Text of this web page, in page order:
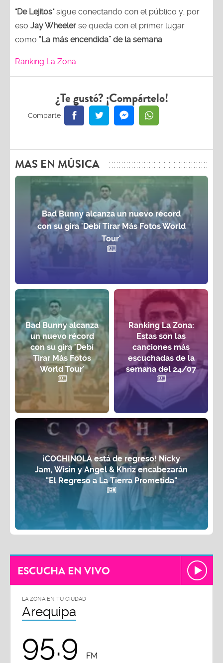
"De Lejitos"sigue conectando con el público y, por
eso Jay Wheeler se queda con el primer lugar
como “La más encendida” de la semana.
Ranking La Zona
¿Te gustó? ¡Compártelo!
MAS EN MÚSICA
Bad Bunny alcanza un nuevo récord
con su gira 'Debí Tirar Más Fotos World
Tour'
Bad Bunny alcanza
un nuevo récord
con su gira 'Debí
Tirar Más Fotos
World Tour'
Ranking La Zona:
Estas son las
canciones más
escuchadas de la
semana del 24/07
¡COCHINOLA está de regreso! Nicky
Jam, Wisin y Angel & Khriz encabezarán
"El Regreso a La Tierra Prometida"
ESCUCHA EN VIVO
LA ZONA EN TU CIUDAD
Arequipa
95.9 FM